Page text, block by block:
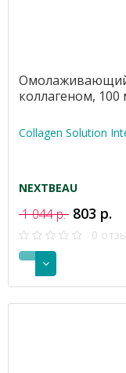
Омолаживающий
коллагеном, 100
Collagen Solution
NEXTBEAU
1 044 р. 803 р.
0